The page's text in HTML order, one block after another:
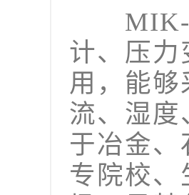
MIK-
计、压力
用，能
流、湿度
于冶金
专院校